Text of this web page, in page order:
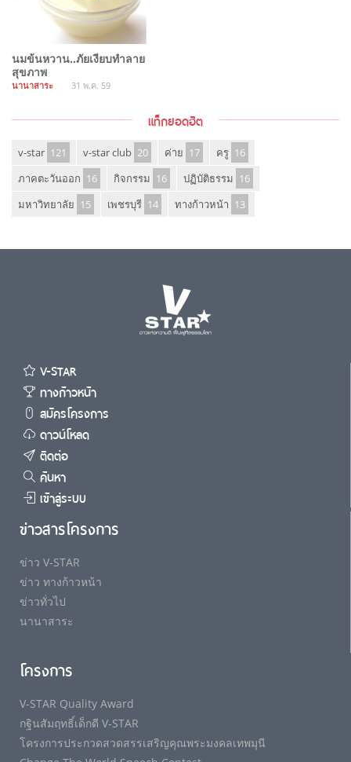
นมข้นหวาน..ภัยเงียบทำลาย
สุขภาพ
นานาสาระ 31 พ.ค. 59
แท็กยอดฮิต
v-star 121 v-star club 20 ค่าย 17 ครู 16
ภาคตะวันออก 16 กิจกรรม 16 ปฏิบัติธรรม 16
มหาวิทยาลัย 15 เพชรบุรี 14 ทางก้าวหน้า 13
V-STAR
ทางก้าวหน้า
สมัครโครงการ
ดาวน์โหลด
ติดต่อ
ค้นหา
เข้าสู่ระบบ
ข่าวสารโครงการ
ข่าว V-STAR
ข่าว ทางก้าวหน้า
ข่าวทั่วไป
นานาสาระ
โครงการ
V-STAR Quality Award
กฐินสัมฤทธิ์เด็กดี V-STAR
โครงการประกวดสวดสรรเสริญคุณพระมงคลเทพมุนี